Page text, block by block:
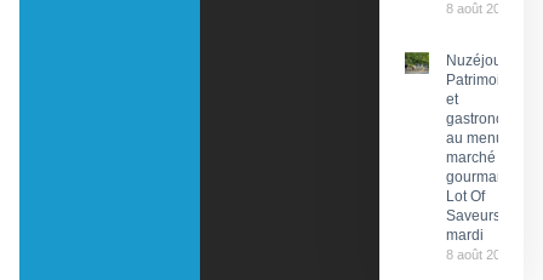
8 août 2026
Nuzéjouls :
Patrimoine
et
gastronomie
au menu du
marché
gourmand
Lot Of
Saveurs ce
mardi
8 août 2026